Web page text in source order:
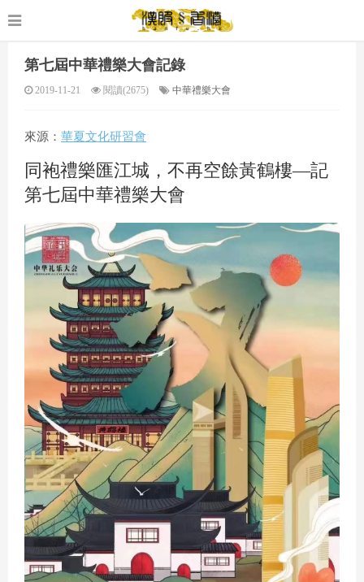
第七屆中華禮樂大會記錄
2019-11-21 閱讀(2675) 中華禮樂大會
來源： 華夏文化研習會
同袍禮樂匯江城，不再空餘黃鶴樓—記
第七屆中華禮樂大會